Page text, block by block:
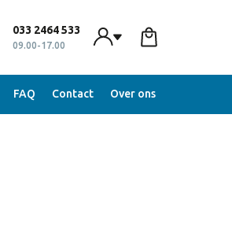
033 2464 533
09.00-17.00
FAQ Contact Over ons